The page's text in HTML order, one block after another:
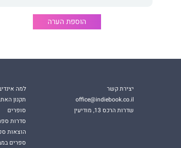
הוספת הערה
יצירת קשר
office@indiebook.co.il
שדרות הרכס 13, מודיעין
למה
תקנון
סופרים
סדרות
הוצאות
ספרים